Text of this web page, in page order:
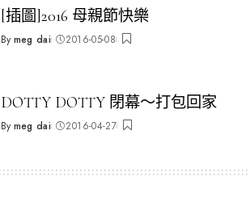
[插圖]2016 母親節快樂
Posted
By meg dai 2016-05-08
DOTTY DOTTY 閉幕～打包回家
Posted
By meg dai 2016-04-27